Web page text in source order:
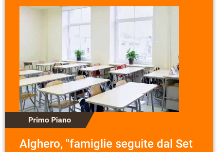
Primo Piano
Alghero, "famiglie seguite dal Set